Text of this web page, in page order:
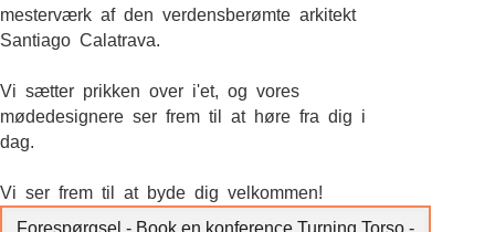
mesterværk af den verdensberømte arkitekt
Santiago Calatrava.
Vi sætter prikken over i'et, og vores
mødedesignere ser frem til at høre fra dig i
dag.
Vi ser frem til at byde dig velkommen!
Forespørgsel - Book en konference Turning Torso -